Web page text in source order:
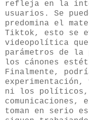
refleja en la
usuarios. Se
predomina el
Tiktok, esto se
videopolítica
parámetros de
los cánones
Finalmente,
ni los políticos,
comunicaciones,
toman en serio